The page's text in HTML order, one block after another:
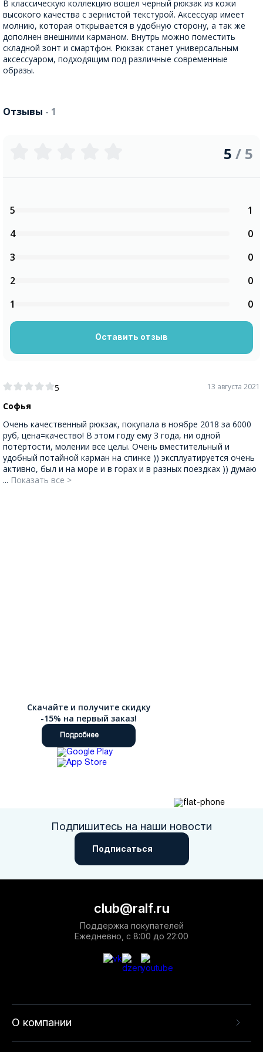
В классическую коллекцию вошел черный рюкзак из кожи
высокого качества с зернистой текстурой. Аксессуар имеет
молнию, которая открывается в удобную сторону, а так же
дополнен внешними карманом. Внутрь можно поместить
складной зонт и смартфон. Рюкзак станет универсальным
аксессуаром, подходящим под различные современные
образы.
Отзывы - 1
5
Софья
13 августа 2021
Очень качественный рюкзак, покупала в ноябре 2018 за 6000
руб, цена=качество! В этом году ему 3 года, ни одной
потёртости, молении все целы. Очень вместительный и
удобный потайной карман на спинке )) эксплуатируется очень
активно, был и на море и в горах и в разных поездках )) думаю
... Показать все >
5 / 5
5
1
4
0
3
0
2
0
1
0
Оставить отзыв
Скачайте и получите скидку
-15% на первый заказ!
Подробнее
Подпишитесь на наши новости
Подписаться
О компании
club@ralf.ru
Поддержка покупателей
Ежедневно, с 8:00 до 22:00